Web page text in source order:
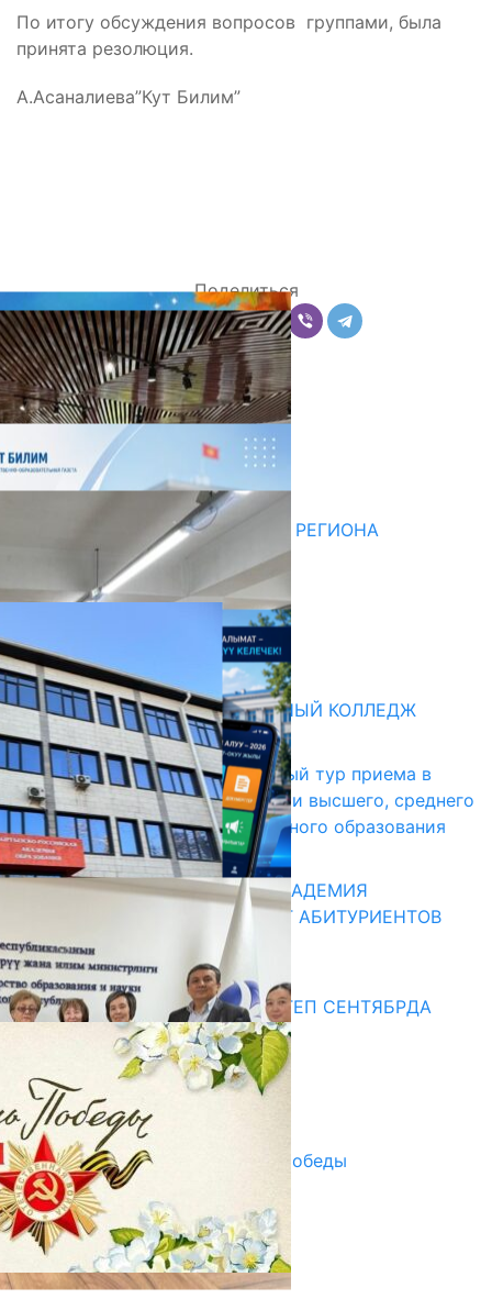
По итогу обсуждения вопросов группами, была
принята резолюция.
А.Асаналиева”Кут Билим”
Поделиться
Комментарии
Последние новости
НЕДЕЛЯ В ОБЗОРЕ
07.08.2026
ДЛЯ МЕТОДИСТОВ ЮЖНОГО РЕГИОНА
НАЧАЛОСЬ ОБУЧЕНИЕ
05.08.2026
31.07.2026
Абитуриент
БИШКЕКСКИЙ УНИВЕРСАЛЬНЫЙ КОЛЛЕДЖ
17.07.2026
В Кыргызстане начался первый тур приема в
образовательные организации высшего, среднего
и начального профессионального образования
13.07.2026
КЫРГЫЗКО-РОССИЙСКАЯ АКАДЕМИЯ
ОБРАЗОВАНИЯ ПРИГЛАШАЕТ АБИТУРИЕНТОВ
10.07.2026
Медиа
СУЗАКТА 750 ОРУНДУУ МЕКТЕП СЕНТЯБРДА
ПАЙДАЛАНУУГА БЕРИЛЕТ
07.08.2025
Улуу Жеңиштин жандуу сөзү
29.04.2025
Награды в преддверии Дня Победы
29.04.2025